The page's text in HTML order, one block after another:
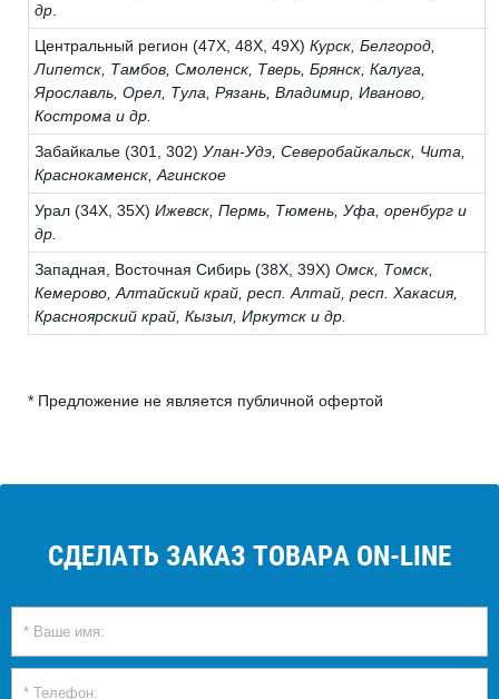
др.
Центральный регион (47Х, 48Х, 49Х) Курск, Белгород,
Липетск, Тамбов, Смоленск, Тверь, Брянск, Калуга,
Ярославль, Орел, Тула, Рязань, Владимир, Иваново,
Кострома и др.
Забайкалье (301, 302) Улан-Удэ, Северобайкальск, Чита,
Краснокаменск, Агинское
Урал (34Х, 35Х) Ижевск, Пермь, Тюмень, Уфа, оренбург и
др.
Западная, Восточная Сибирь (38Х, 39Х) Омск, Томск,
Кемерово, Алтайский край, респ. Алтай, респ. Хакасия,
Красноярский край, Кызыл, Иркутск и др.
* Предложение не является публичной офертой
СДЕЛАТЬ ЗАКАЗ ТОВАРА ON-LINE